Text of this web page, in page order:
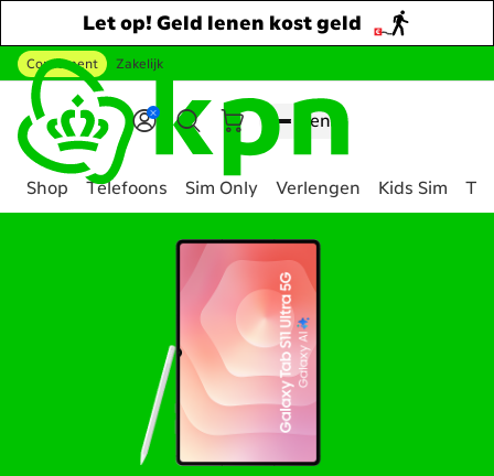
Ga naar hoofdinhoud
Consument Zakelijk
Menu
Shop Telefoons Sim Only Verlengen Kids Sim
Let op! Geld lenen kost geld